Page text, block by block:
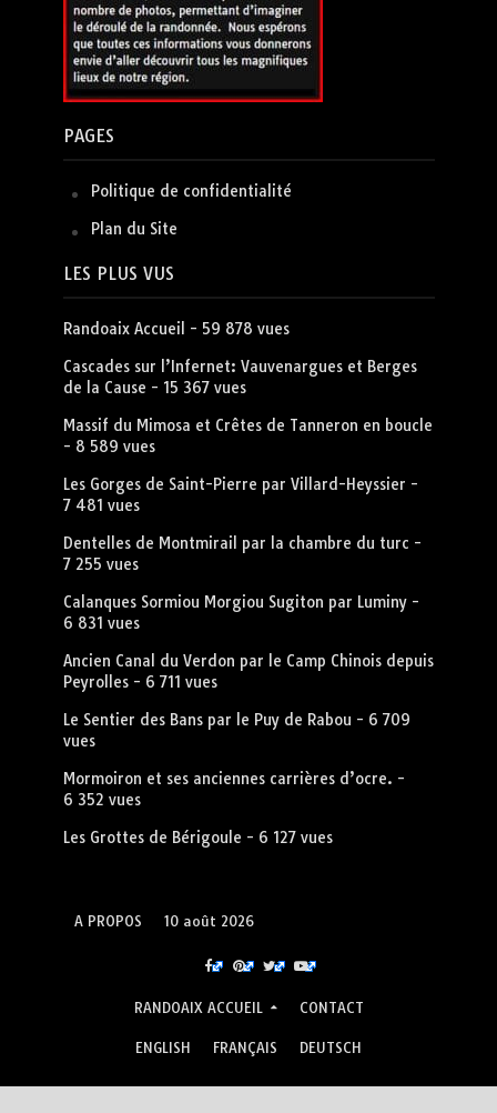
PAGES
Politique de confidentialité
Plan du Site
LES PLUS VUS
Randoaix Accueil - 59 878 vues
Cascades sur l’Infernet: Vauvenargues et Berges
de la Cause - 15 367 vues
Massif du Mimosa et Crêtes de Tanneron en boucle
- 8 589 vues
Les Gorges de Saint-Pierre par Villard-Heyssier -
7 481 vues
Dentelles de Montmirail par la chambre du turc -
7 255 vues
Calanques Sormiou Morgiou Sugiton par Luminy-
6 831 vues
Ancien Canal du Verdon par le Camp Chinois depuis
Peyrolles- 6 711 vues
Le Sentier des Bans par le Puy de Rabou - 6 709
vues
Mormoiron et ses anciennes carrières d’ocre. -
6 352 vues
Les Grottes de Bérigoule - 6 127 vues
A PROPOS 10 août 2026
RANDOAIX ACCUEIL CONTACT
ENGLISH FRANÇAIS DEUTSCH